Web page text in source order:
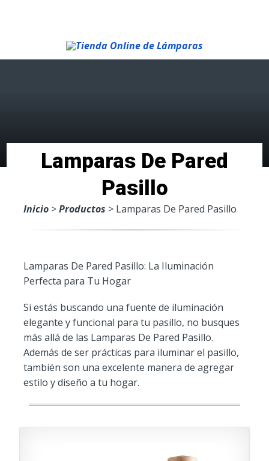
Lamparas De Pared
Pasillo
Inicio>Productos > Lamparas De Pared Pasillo
Lamparas De Pared Pasillo: La Iluminación
Perfecta para Tu Hogar
Si estás buscando una fuente de iluminación
elegante y funcional para tu pasillo, no busques
más allá de las Lamparas De Pared Pasillo.
Además de ser prácticas para iluminar el pasillo,
también son una excelente manera de agregar
estilo y diseño a tu hogar.